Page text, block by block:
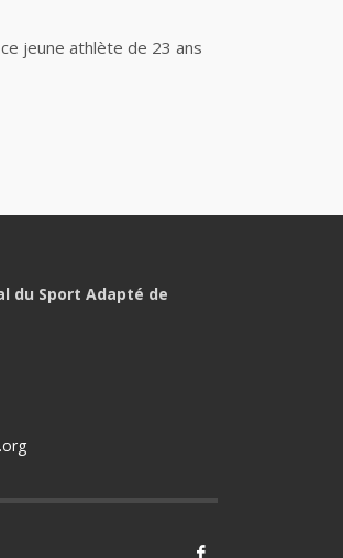
jeune athlète de 23 ans
du Sport Adapté de